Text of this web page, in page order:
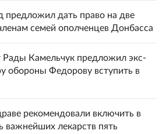
предложил дать право на две
семей ополченцев Донбасса
Рады Камельчук предложил экс-
обороны Федорову вступить в
рекомендовали включить в
важнейших лекарств пять